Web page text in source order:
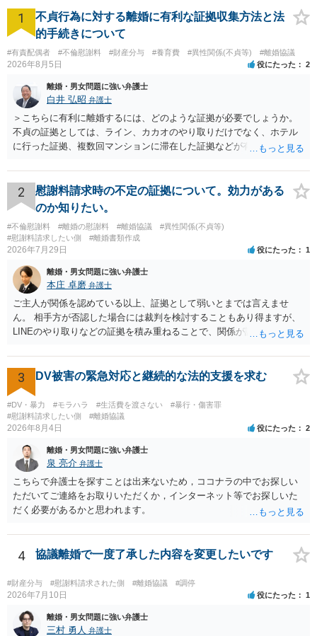
1
不貞行為に対する離婚に有利な証拠収集方法と法
的手続きについて
#有責配偶者 #不倫慰謝料 #財産分与 #養育費 #異性関係(不貞等) #離婚協議
2026年8月5日 役にたった 2
離婚・男女問題に強い弁護士
白井 弘昭 弁護士
＞こちらに有利に離婚するには、どのような証拠が必要でしょうか。
不貞の証拠としては、ライン、カカオのやり取りだけでなく、ホテル
に行った証拠、複数回マンションに滞在した証拠などが有効です。 不
婚する、慰謝料をとるなど）ことができると思われます。 ただし、不
貞発覚後、長期間同居を続けると、不貞を許したとの評価につながる
場合がありますので、ご注意ください。 以上、ご参考まで。
2
慰謝料請求時の不定の証拠について。効力がある
のか知りたい。
#不倫慰謝料 #離婚の慰謝料 #離婚協議
#異性関係(不貞等)
#慰謝料請求したい側
#離婚書類作成
2026年7月29日 役にたった 1
離婚・男女問題に強い弁護士
本庄 卓磨 弁護士
ご主人が関係を認めている以上、証拠として弱いとまでは言えませ
ん。 相手方が否認した場合には裁判を検討することもあり得ますが、
LINEのやり取りなどの証拠を積み重ねることで、関係が認定される余
個別の事情によりますので、お早めに弁護士に相談されることをおす
すめします。
3 DV被害の緊急対応と継続的な法的支援を求む
#DV・暴力 #モラハラ #生活費を渡さない
#暴行・傷害罪
#慰謝料請求したい側
#離婚協議
2026年8月4日 役にたった 2
離婚・男女問題に強い弁護士
泉 亮介 弁護士
こちらで弁護士を探すことは出来ないため，ココナラの中でお探しい
ただいてご連絡をお取りいただくか，インターネット等でお探しいた
だく必要があるかと思われます。
4 協議離婚で一度了承した内容を変更したいです
#財産分与 #慰謝料請求された側 #離婚協議 #調停
2026年7月10日 役にたった 1
離婚・男女問題に強い弁護士
三村 勇人 弁護士